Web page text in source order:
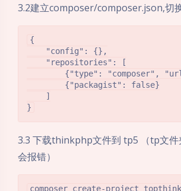
3.2建立composer/composer.json,切
{
    "config": {},
    "repositories": [
{"type": "composer",
        {"packagist": false}
    ]
3.3 下载thinkphp文件到 tp5 （tp文件
会报错）